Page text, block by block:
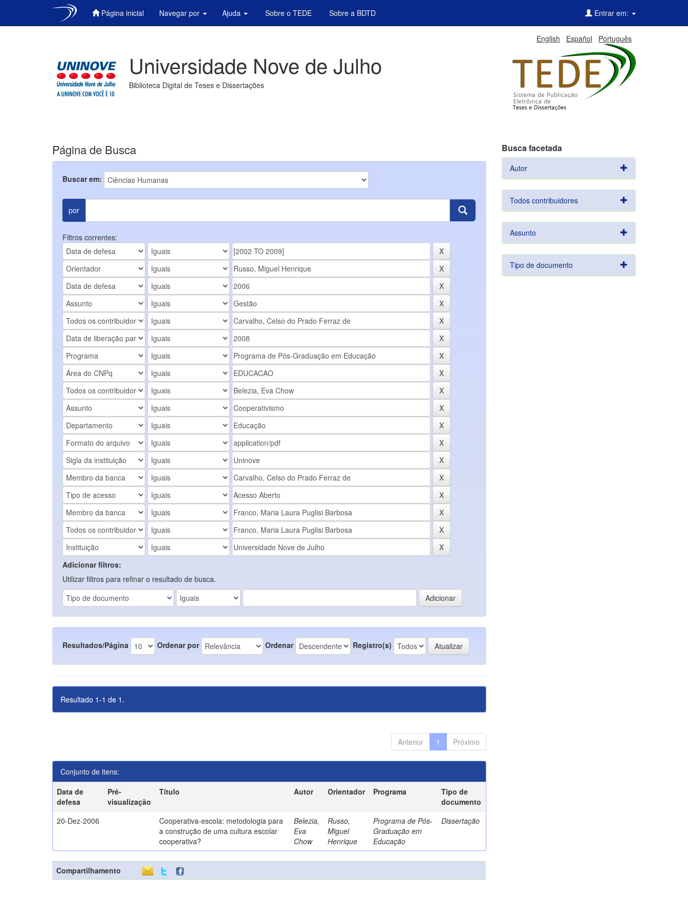
Página inicial Navegar por Ajuda Sobre o TEDE Sobre a BDTD Entrar em:
English Español Português
Universidade Nove de Julho
Biblioteca Digital de Teses e Dissertações
Página de Busca
Buscar em:
por
Filtros correntes:
Adicionar filtros:
Utilizar filtros para refinar o resultado de busca.
Resultados/Página Ordenar por Ordenar Registro(s)
Resultado 1-1 de 1.
Anterior 1 Próximo
Conjunto de itens:
Data de
defesa
Pré-
visualização
Título Autor Orientador Programa
Tipo de
documento
20-Dez-2006
Cooperativa-escola: metodologia para
a construção de uma cultura escolar
cooperativa?
Belezia,
Eva
Chow
Russo,
Miguel
Henrique
Programa de Pós-
Graduação em
Educação
Dissertação
Compartilhamento
Busca facetada
Autor
Todos contribuidores
Assunto
Tipo de documento